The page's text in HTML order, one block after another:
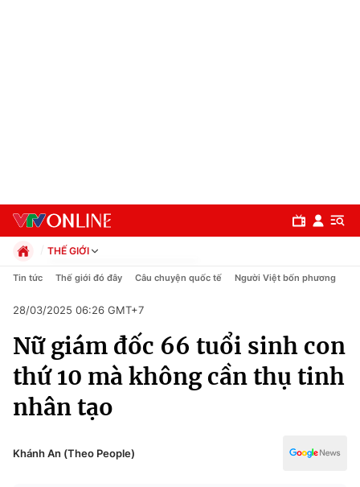
Chuyên mục
Chính trị
Xã hội
Pháp luật
THẾ GIỚI
Chính trị
Pháp luật
Kinh tế
Thể thao
Truyền hình
Văn hóa - Giải trí
Công nghệ
Tin tức Thế giới đó đây Câu chuyện quốc tế Người Việt bốn phương
28/03/2025 06:26 GMT+7
Nữ giám đốc 66 tuổi sinh con
thứ 10 mà không cần thụ tinh
nhân tạo
Khánh An (Theo People)